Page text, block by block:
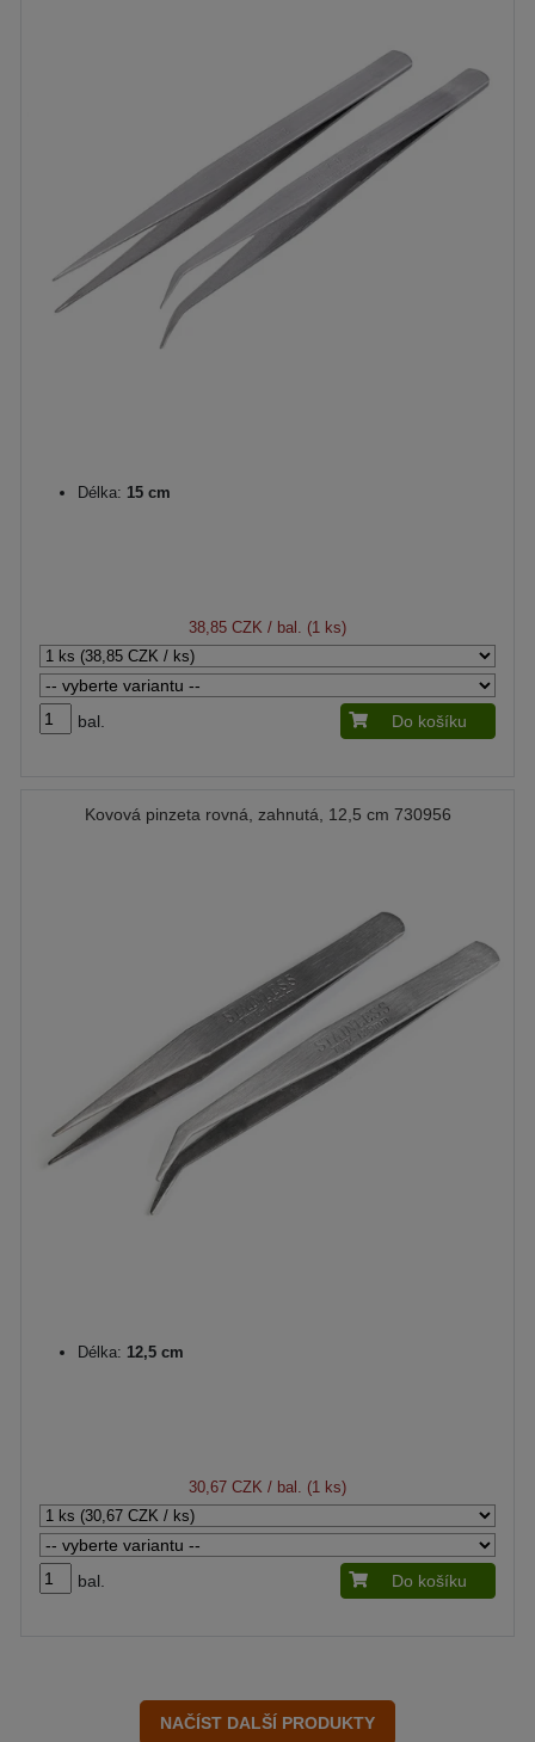
Délka: 15 cm
38,85 CZK / bal. (1 ks)
bal. Do košíku
Kovová pinzeta rovná, zahnutá, 12,5 cm 730956
Délka: 12,5 cm
30,67 CZK / bal. (1 ks)
bal. Do košíku